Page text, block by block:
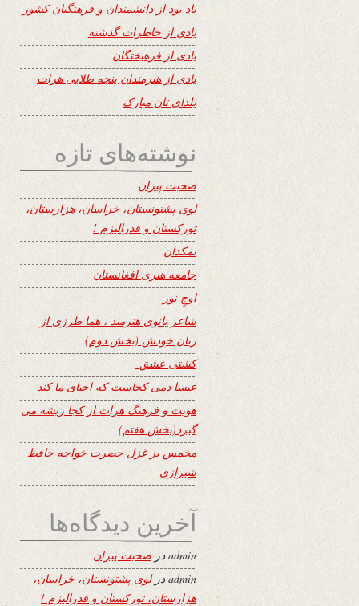
یاد بود از دانشمندان و فرهنگیان کشور
یادی از خاطرات گذشته
یادی از فرهیختگان
یادی از هنرمندان پنجه طلایی هرات
یلدای تان مبارک
نوشته‌های تازه
صحبت پیران
لوی پشتونستان، خراسان، هزارستان،
تورکستان و فدرالیزم !
نمکدان
جامعه هنری افغانستان
اوجِ نور
شاعر بانوی هنرمند ، هما طرزی از
زبان خودش (بخش دوم)
کشتی عشق
عیسا دمی کجاست که احیای ما کند
هویت و فرهنگ هرات از کجا ریشه می
گیرد(بخش هفتم)
مخمس بر غزل حضرت خواجه حافظ
شیرازی
آخرین دیدگاه‌ها
adminدر صحبت پیران
admin درلوی پشتونستان، خراسان،
هزارستان، تورکستان و فدرالیزم !